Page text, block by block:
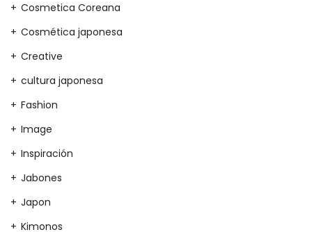
Cosmetica Coreana
Cosmética japonesa
Creative
cultura japonesa
Fashion
Image
Inspiración
Jabones
Japon
Kimonos